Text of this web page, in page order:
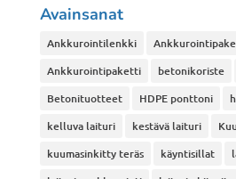
Avainsanat
Ankkurointilenkki
Ankkurointipaketti
betonikoriste
Betonituotteet
HDPE ponttoni
kelluva laituri
kestävä laituri
kuumasinkitty teräs
käyntisillat